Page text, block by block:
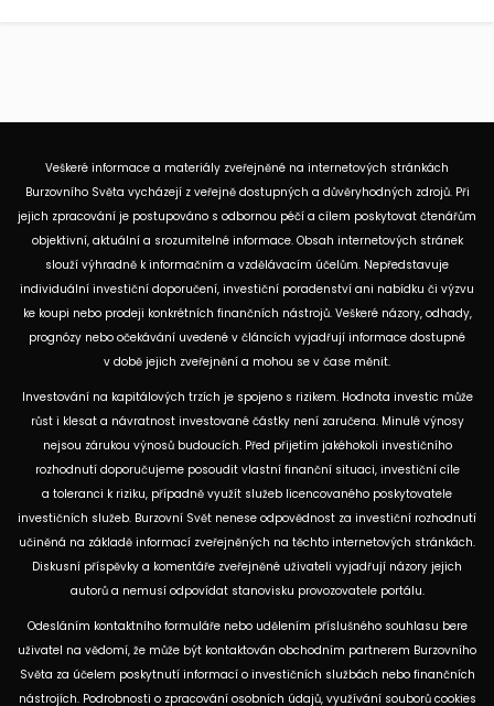
Veškeré informace a materiály zveřejněné na internetových stránkách
Burzovního Světa vycházejí z veřejně dostupných a důvěryhodných zdrojů. Při
jejich zpracování je postupováno s odbornou péčí a cílem poskytovat čtenářům
objektivní, aktuální a srozumitelné informace. Obsah internetových stránek
slouží výhradně k informačním a vzdělávacím účelům. Nepředstavuje
individuální investiční doporučení, investiční poradenství ani nabídku či výzvu
ke koupi nebo prodeji konkrétních finančních nástrojů. Veškeré názory, odhady,
prognózy nebo očekávání uvedené v článcích vyjadřují informace dostupné
v době jejich zveřejnění a mohou se v čase měnit.
Investování na kapitálových trzích je spojeno s rizikem. Hodnota investic může
růst i klesat a návratnost investované částky není zaručena. Minulé výnosy
nejsou zárukou výnosů budoucích. Před přijetím jakéhokoli investičního
rozhodnutí doporučujeme posoudit vlastní finanční situaci, investiční cíle
a toleranci k riziku, případně využít služeb licencovaného poskytovatele
investičních služeb. Burzovní Svět nenese odpovědnost za investiční rozhodnutí
učiněná na základě informací zveřejněných na těchto internetových stránkách.
Diskusní příspěvky a komentáře zveřejněné uživateli vyjadřují názory jejich
autorů a nemusí odpovídat stanovisku provozovatele portálu.
Odesláním kontaktního formuláře nebo udělením příslušného souhlasu bere
uživatel na vědomí, že může být kontaktován obchodním partnerem Burzovního
Světa za účelem poskytnutí informací o investičních službách nebo finančních
nástrojích. Podrobnosti o zpracování osobních údajů, využívání souborů cookies